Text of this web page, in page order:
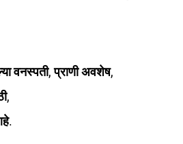
वनस्पती, प्राणी अवशेष,